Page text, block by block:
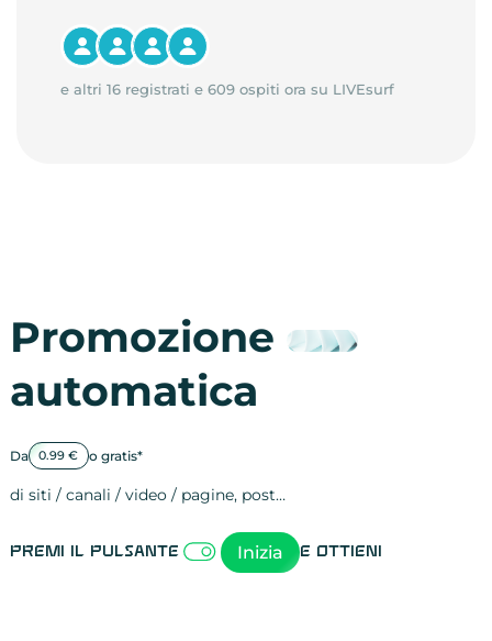
e altri 16 registrati e 609 ospiti ora su LIVEsurf
Promozione
automatica
Da 0.99 € o gratis*
di siti / canali / video / pagine, post…
Premi il pulsante Inizia e ottieni